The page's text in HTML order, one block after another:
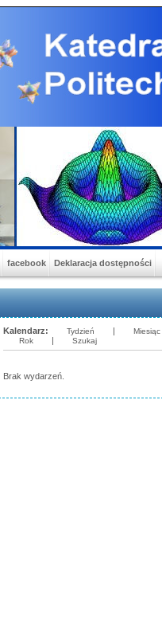
facebook Deklaracja dostępności
Kalendarz: Tydzień |
Miesiąc
Rok
| Szukaj
Brak wydarzeń.